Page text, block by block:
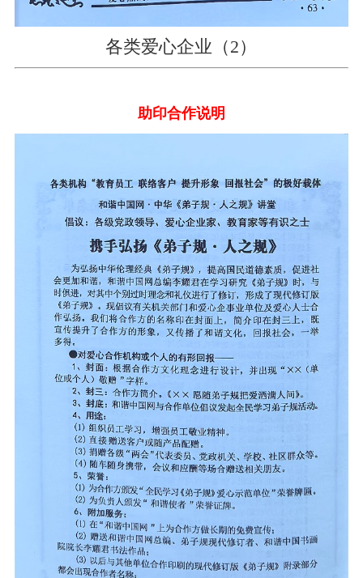
各类爱心企业（2）
助印合作说明